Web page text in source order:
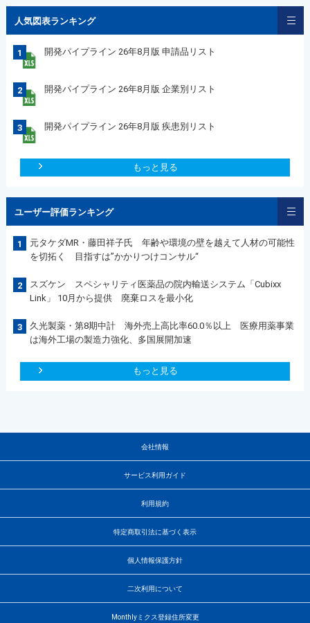
人気図表ランキング
1 開発パイプライン 26年8月版 申請品リスト
2 開発パイプライン 26年8月版 企業別リスト
3 開発パイプライン 26年8月版 疾患別リスト
もっと見る
ユーザー評価ランキング
1
元タケダMR・藤田祥子氏 年齢や環境の壁を越えて人材の可能性
を切拓く 目指すは”かかりつけコンサル“
2
スズケン スペシャリティ医薬品の院内輸送システム「Cubixx
Link」 10月から提供 廃棄ロスを最小化
3
久光製薬・第8期中計 海外売上高比率60.0％以上 医療用薬事業
は海外工場の製造力強化、多国展開加速
もっと見る
会社情報
サービス利用ガイド
利用規約
特定商取引法に基づく表示
個人情報保護方針
二次利用について
Monthlyミクス登録住所変更